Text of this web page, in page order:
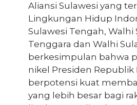
Aliansi Sulawesi yang
Lingkungan Hidup
Sulawesi Tengah, Walhi
Tenggara dan Walhi
berkesimpulan bahwa
nikel Presiden Republik
berpotensi kuat
yang lebih besar bagi